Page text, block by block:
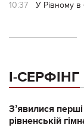
10:37 У Рівному в
І-СЕРФІНГ
Зʼявилися
рівненській